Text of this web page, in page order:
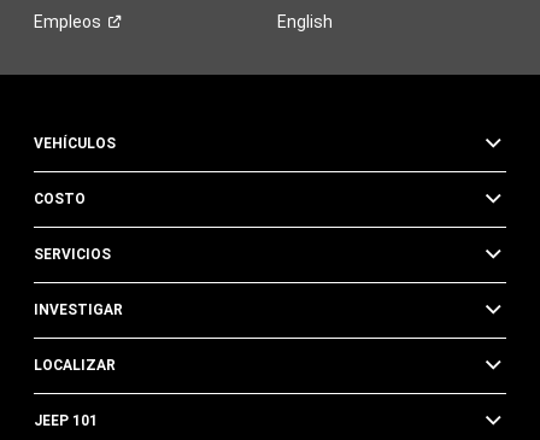
Empleos English
VEHÍCULOS
COSTO
SERVICIOS
INVESTIGAR
LOCALIZAR
JEEP 101